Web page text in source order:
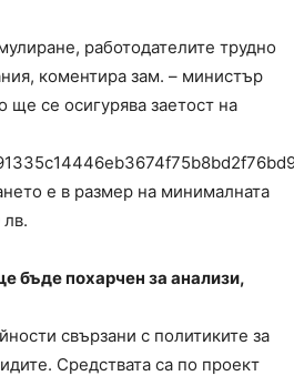
работодателите трудно
коментира зам. – министър
ще се осигурява заетост на
е в размер на минималната
лв.
бъде похарчен за анализи,
свързани с политиките за
Средствата са по проект